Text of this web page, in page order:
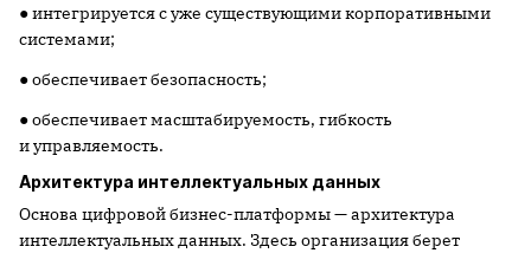
● интегрируется с уже существующими корпоративными
системами;
● обеспечивает безопасность;
● обеспечивает масштабируемость, гибкость
и управляемость.
Архитектура интеллектуальных данных
Основа цифровой бизнес-платформы — архитектура
интеллектуальных данных. Здесь организация берет